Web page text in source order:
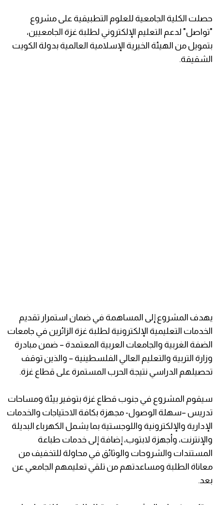
حصلت الكلية الجامعية للعلوم التطبيقية على مشروع
"تواصل" لدعم التعليم الإلكتروني لطلبة غزة الجامعيين،
بتمويل من الهيئة الخيرية الإسلامية العالمية بدولة الكويت
الشقيقة.
يهدف المشروع إلى المساهمة في ضمان استمرار تقديم
الخدمات التعليمية الإلكترونية لطلبة غزة الزائرين في جامعات
الضفة الغربية والجامعات العربية المعتمدة – ضمن مبادرة
وزارة التربية والتعليم العالي الفلسطينية – والذين توقف
تحصيلهم الدراسي نتيجة الحرب المستمرة على قطاع غزة.
سيقوم المشروع في جنوب قطاع غزة بتوفير بيئة ومساحات
تدريس –سهلة الوصول- مجهزة بكافة الاحتياجات والخدمات
الإدارية والإلكترونية واللوجستية بما يشمل الكهرباء البديلة
والإنترنت، وأجهزة لابتوب، إضافة إلى خدمات طباعة
المستندات والشروحات والوثائق في محاولة للتخفيف من
معاناة الطلبة ومساعدتهم من تلقي تعليمهم الجامعي عن
بعد.